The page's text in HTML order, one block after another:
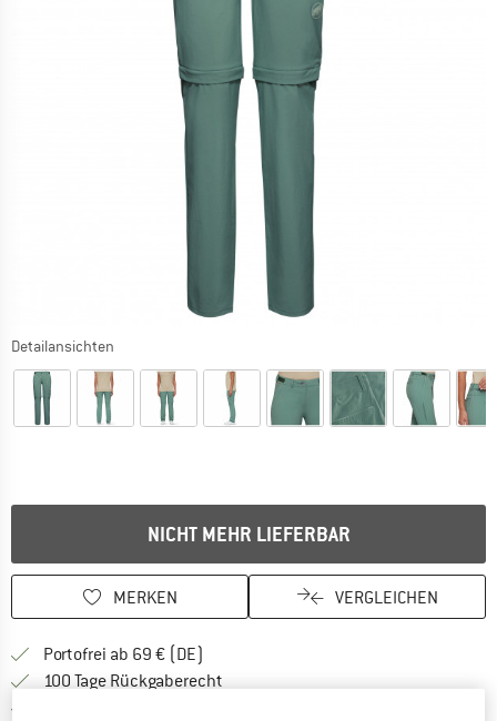
Detailansichten
NICHT MEHR LIEFERBAR
MERKEN VERGLEICHEN
Portofrei ab 69 € (DE)
100 Tage Rückgaberecht